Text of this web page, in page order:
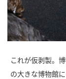
これが仮剥製。
の大きな博物館